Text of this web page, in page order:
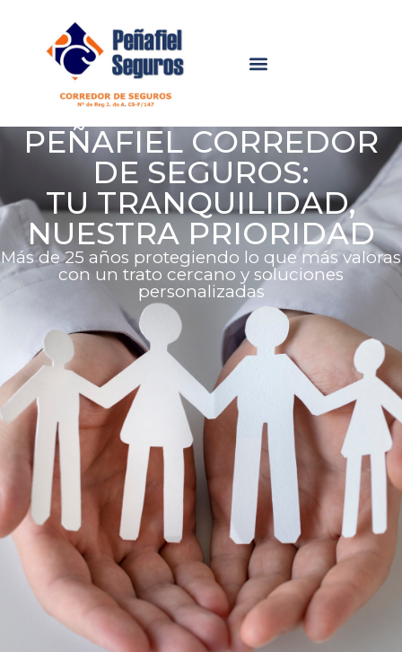
PEÑAFIEL CORREDOR
DE SEGUROS:
TU TRANQUILIDAD,
NUESTRA PRIORIDAD
Más de 25 años protegiendo lo que más valoras
con un trato cercano y soluciones
personalizadas